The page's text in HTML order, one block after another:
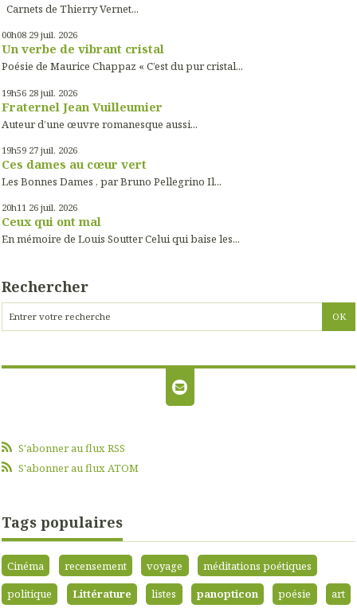
Carnets de Thierry Vernet...
00h08 29 juil. 2026
Un verbe de vibrant cristal
Poésie de Maurice Chappaz « C’est du pur cristal...
19h56 28 juil. 2026
Fraternel Jean Vuilleumier
Auteur d’une œuvre romanesque aussi...
19h59 27 juil. 2026
Ces dames au cœur vert
Les Bonnes Dames , par Bruno Pellegrino Il...
20h11 26 juil. 2026
Ceux qui ont mal
En mémoire de Louis Soutter Celui qui baise les...
Rechercher
S'abonner au flux RSS
S'abonner au flux ATOM
Tags populaires
Cinéma recensement voyage
méditations poétiques
politique
Littérature listes panopticon poésie art